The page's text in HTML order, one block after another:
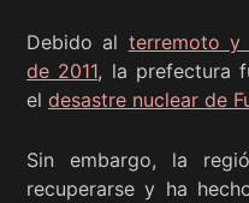
Debido al terremoto y
de 2011, la prefectura
el desastre nuclear de
Sin embargo, la
recuperarse y ha